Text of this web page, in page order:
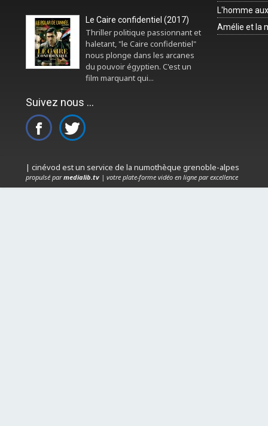
Le Caire confidentiel (2017)
Thriller politique passionnant et
haletant, "le Caire confidentiel"
nous plonge dans les arcanes
du pouvoir égyptien. C'est un
film marquant qui...
Suivez nous ...
L'homme
Amélie et la
| cinévod est un service de la numothèque grenoble-alpes
propulsé parmedialib.tv| votre plate-forme vidéo en ligne par excellence